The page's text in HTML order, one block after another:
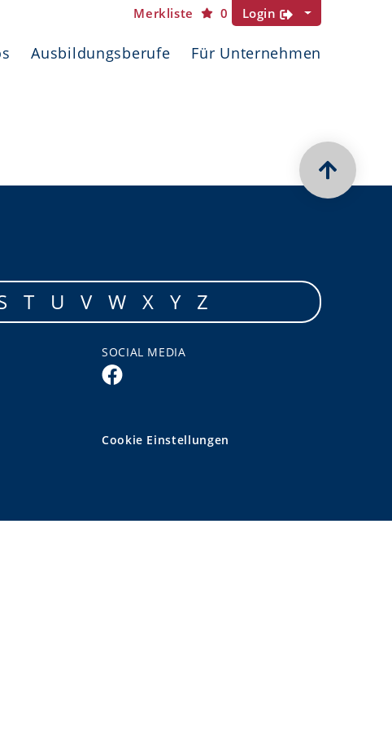
Merkliste 0 Login
Ausbildungsberufe Für Unternehmen
T U V W X Y Z
SOCIAL MEDIA
Cookie Einstellungen